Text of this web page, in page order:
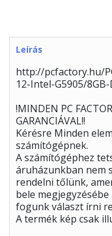
Leírás
http://pcfactory.hu/
12-Intel-G5905/8GB-
!MINDEN PC
GARANCIÁVAL!!
Kérésre Minden
számítógépnek.
A számítógéphez
áruházunkban nem
rendelni tőlünk,
bele
fogunk választ írni
A termék kép csak